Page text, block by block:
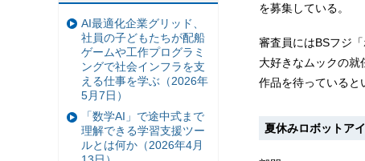
を募集している。
審査員にはBSフジ
大好きなムックの就
作品を待っていると
夏休みロボットア
AI最適化企業グリッド、
社員の子どもたちが配船
ゲームや工作プログラミ
ングで社会インフラを支
える仕事を学ぶ（2026年
5月7日）
「数学AI」で途中式まで
理解できる学習支援ツー
ルとは何か（2026年4月